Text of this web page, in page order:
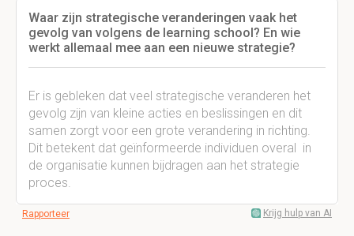
Waar zijn strategische veranderingen vaak het
gevolg van volgens de learning school? En wie
werkt allemaal mee aan een nieuwe strategie?
Er is gebleken dat veel strategische veranderen het
gevolg zijn van kleine acties en beslissingen en dit
samen zorgt voor een grote verandering in richting.
Dit betekent dat geïnformeerde individuen overal in
de organisatie kunnen bijdragen aan het strategie
proces.
Rapporteer Krijg hulp van AI